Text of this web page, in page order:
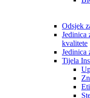
Odsjek
Jedinica
kvalitete
Jedinica
Tijela